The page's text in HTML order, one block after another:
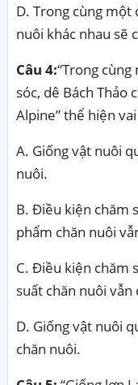
D. Trong cùng một
nuôi khác nhau sẽ
Câu 4:“Trong
sóc, dê Bách Thảo
Alpine” thể hiện
A. Giống vật nuôi
nuôi.
B. Điều kiện chăm
phẩm chăn nuôi
C. Điều kiện chăm
suất chăn nuôi vẫn
D. Giống vật nuôi
chăn nuôi.